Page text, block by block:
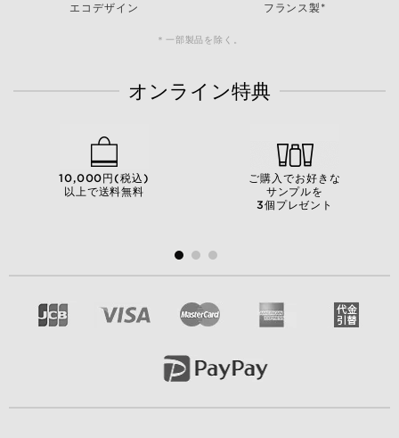
エコデザイン フランス製*
＊一部製品を除く。
オンライン特典
10,000円(税込)
以上で送料無料
ご購入でお好きな
サンプルを
3個プレゼント